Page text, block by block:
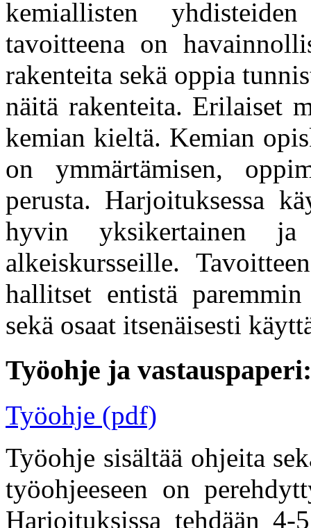
kemiallisten
tavoitteena on
rakenteita sekä oppia
näitä rakenteita. Erilaiset
kemian kieltä. Kemian
on ymmärtämisen,
perusta. Harjoituksessa
hyvin yksikertainen ja
alkeiskursseille.
hallitset entistä
sekä osaat itsenäisesti
Työohje ja vastauspaperi:
Työohje (pdf)
Työohje sisältää ohjeita
työohjeeseen on
Harjoituksissa tehdään